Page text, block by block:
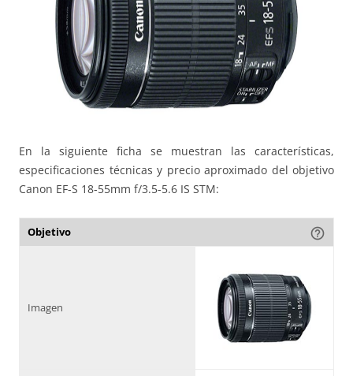
En la siguiente ficha se muestran las características,
especificaciones técnicas y precio aproximado del objetivo
Canon EF-S 18-55mm f/3.5-5.6 IS STM:
Objetivo help_outline
Imagen